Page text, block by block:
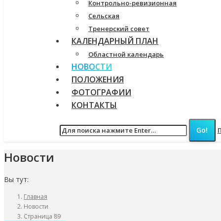
Контрольно-ревизионная
Сельская
Тренерский совет
КАЛЕНДАРНЫЙ ПЛАН
Областной календарь
НОВОСТИ
ПОЛОЖЕНИЯ
ФОТОГРАФИИ
КОНТАКТЫ
Новости
Вы тут:
Главная
Новости
Страница 89